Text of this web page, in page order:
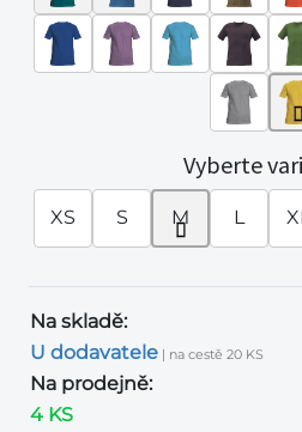
Vyberte
XS S M L
Na skladě:
U dodavatele | na cestě 20 KS
Na prodejně:
4 KS